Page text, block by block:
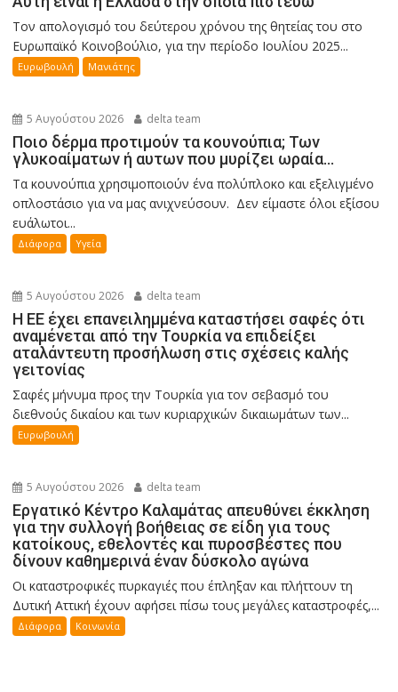
Τον απολογισμό του δεύτερου χρόνου της θητείας του στο
Ευρωπαϊκό Κοινοβούλιο, για την περίοδο Ιουλίου 2025...
Ευρωβουλή Μανιάτης
5 Αυγούστου 2026 delta team
Ποιο δέρμα προτιμούν τα κουνούπια; Των
γλυκοαίματων ή αυτων που μυρίζει ωραία…
Τα κουνούπια χρησιμοποιούν ένα πολύπλοκο και εξελιγμένο
οπλοστάσιο για να μας ανιχνεύσουν. Δεν είμαστε όλοι εξίσου
ευάλωτοι...
Διάφορα Υγεία
5 Αυγούστου 2026 delta team
Η ΕΕ έχει επανειλημμένα καταστήσει σαφές ότι
αναμένεται από την Τουρκία να επιδείξει
αταλάντευτη προσήλωση στις σχέσεις καλής
γειτονίας
Σαφές μήνυμα προς την Τουρκία για τον σεβασμό του
διεθνούς δικαίου και των κυριαρχικών δικαιωμάτων των...
Ευρωβουλή
5 Αυγούστου 2026 delta team
Εργατικό Κέντρο Καλαμάτας απευθύνει έκκληση
για την συλλογή βοήθειας σε είδη για τους
κατοίκους, εθελοντές και πυροσβέστες που
δίνουν καθημερινά έναν δύσκολο αγώνα
Οι καταστροφικές πυρκαγιές που έπληξαν και πλήττουν τη
Δυτική Αττική έχουν αφήσει πίσω τους μεγάλες καταστροφές,...
Διάφορα Κοινωνία